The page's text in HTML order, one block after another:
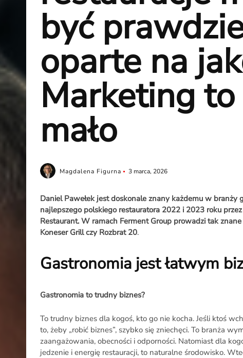
być
oparte na
Marketing to
mało
Magdalena Figurna 3 marca, 2026
Daniel Pawełek jest doskonale znany każdemu w branży
najlepszego polskiego restauratora 2022 i 2023 roku
Restaurant. W ramach Ferment Group prowadzi tak
Koneser Grill czy Rozbrat 20.
Gastronomia jest łatwym
Gastronomia to trudny biznes?
To trudny biznes dla kogoś, kto go nie kocha. Jeśli ktoś
to, żeby „robić biznes”, szybko się zniechęci. To branża
zaangażowania, obecności i odporności. Natomiast dla
jedzenie i energię restauracji, to naturalne środowisko.